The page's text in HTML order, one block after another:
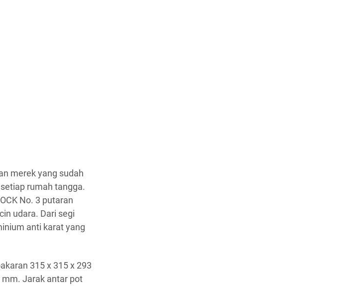
merek yang sudah
rumah tangga.
No. 3 putaran
udara. Dari segi
anti karat yang
315 x 315 x 293
mm. Jarak antar pot